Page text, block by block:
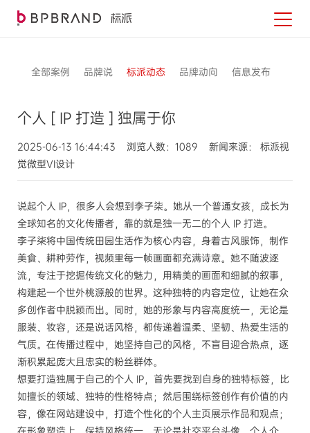
全部案例 品牌说 标派动态 品牌动向 信息发布
个人 [ IP 打造 ] 独属于你
2025-06-13 16:44:43 浏览人数：1089 新闻来源： 标派视
觉微型VI设计
说起个人 IP，很多人会想到李子柒。她从一个普通女孩，成长为
全球知名的文化传播者，靠的就是独一无二的个人 IP 打造。
李子柒将中国传统田园生活作为核心内容，身着古风服饰，制作
美食、耕种劳作，视频里每一帧画面都充满诗意。她不随波逐
流，专注于挖掘传统文化的魅力，用精美的画面和细腻的叙事，
构建起一个世外桃源般的世界。这种独特的内容定位，让她在众
多创作者中脱颖而出。同时，她的形象与内容高度统一，无论是
服装、妆容，还是说话风格，都传递着温柔、坚韧、热爱生活的
气质。在传播过程中，她坚持自己的风格，不盲目迎合热点，逐
渐积累起庞大且忠实的粉丝群体。
想要打造独属于自己的个人 IP，首先要找到自身的独特标签，比
如擅长的领域、独特的性格特点；然后围绕标签创作有价值的内
容，像在网站建设中，打造个性化的个人主页展示作品和观点；